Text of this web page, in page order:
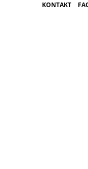
KONTAKT